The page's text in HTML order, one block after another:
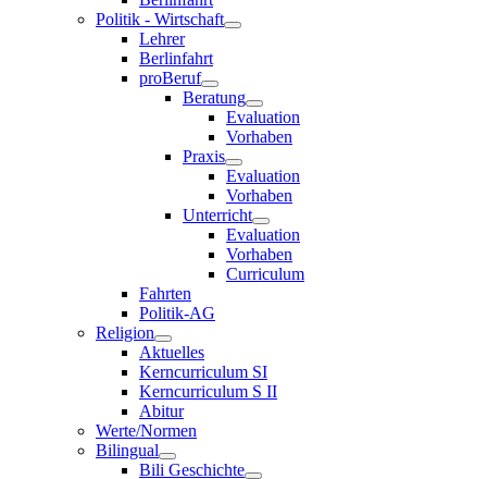
Politik - Wirtschaft
Lehrer
Berlinfahrt
proBeruf
Beratung
Evaluation
Vorhaben
Praxis
Evaluation
Vorhaben
Unterricht
Evaluation
Vorhaben
Curriculum
Fahrten
Politik-AG
Religion
Aktuelles
Kerncurriculum SI
Kerncurriculum S II
Abitur
Werte/Normen
Bilingual
Bili Geschichte